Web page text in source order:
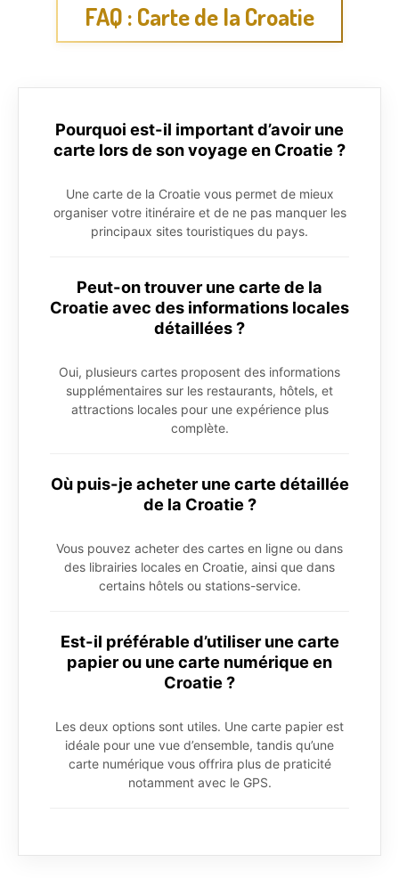
FAQ : Carte de la Croatie
Pourquoi est-il important d’avoir une
carte lors de son voyage en Croatie ?
Une carte de la Croatie vous permet de mieux
organiser votre itinéraire et de ne pas manquer les
principaux sites touristiques du pays.
Peut-on trouver une carte de la
Croatie avec des informations locales
détaillées ?
Oui, plusieurs cartes proposent des informations
supplémentaires sur les restaurants, hôtels, et
attractions locales pour une expérience plus
complète.
Où puis-je acheter une carte détaillée
de la Croatie ?
Vous pouvez acheter des cartes en ligne ou dans
des librairies locales en Croatie, ainsi que dans
certains hôtels ou stations-service.
Est-il préférable d’utiliser une carte
papier ou une carte numérique en
Croatie ?
Les deux options sont utiles. Une carte papier est
idéale pour une vue d’ensemble, tandis qu’une
carte numérique vous offrira plus de praticité
notamment avec le GPS.